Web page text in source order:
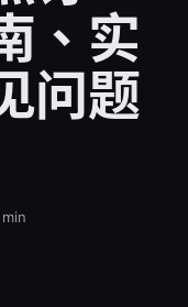
、实
问题
min